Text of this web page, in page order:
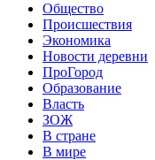
Общество
Происшествия
Экономика
Новости деревни
ПроГород
Образование
Власть
ЗОЖ
В стране
В мире